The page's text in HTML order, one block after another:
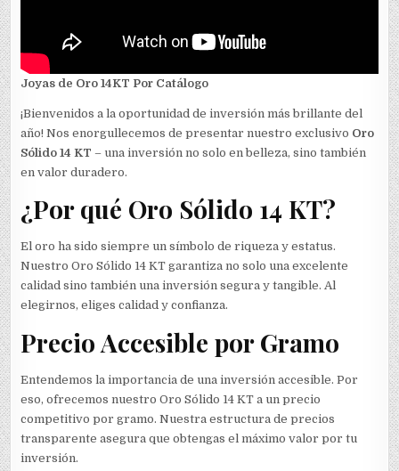
Joyas de Oro 14KT Por Catálogo
¡Bienvenidos a la oportunidad de inversión más brillante del
año! Nos enorgullecemos de presentar nuestro exclusivo Oro
Sólido 14 KT – una inversión no solo en belleza, sino también
en valor duradero.
¿Por qué Oro Sólido 14 KT?
El oro ha sido siempre un símbolo de riqueza y estatus.
Nuestro Oro Sólido 14 KT garantiza no solo una excelente
calidad sino también una inversión segura y tangible. Al
elegirnos, eliges calidad y confianza.
Precio Accesible por Gramo
Entendemos la importancia de una inversión accesible. Por
eso, ofrecemos nuestro Oro Sólido 14 KT a un precio
competitivo por gramo. Nuestra estructura de precios
transparente asegura que obtengas el máximo valor por tu
inversión.